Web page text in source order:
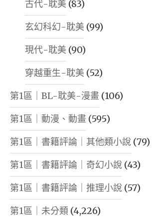
古代-耽美 (83)
玄幻科幻-耽美 (99)
現代-耽美 (90)
穿越重生-耽美 (52)
第1區｜BL-耽美-漫畫 (106)
第1區｜動漫、動畫 (595)
第1區｜書籍評論｜其他類小說 (79)
第1區｜書籍評論｜奇幻小說 (43)
第1區｜書籍評論｜推理小說 (57)
第1區｜未分類 (4,226)